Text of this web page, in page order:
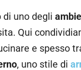
uno degli
Qui
e spesso
, uno stile di